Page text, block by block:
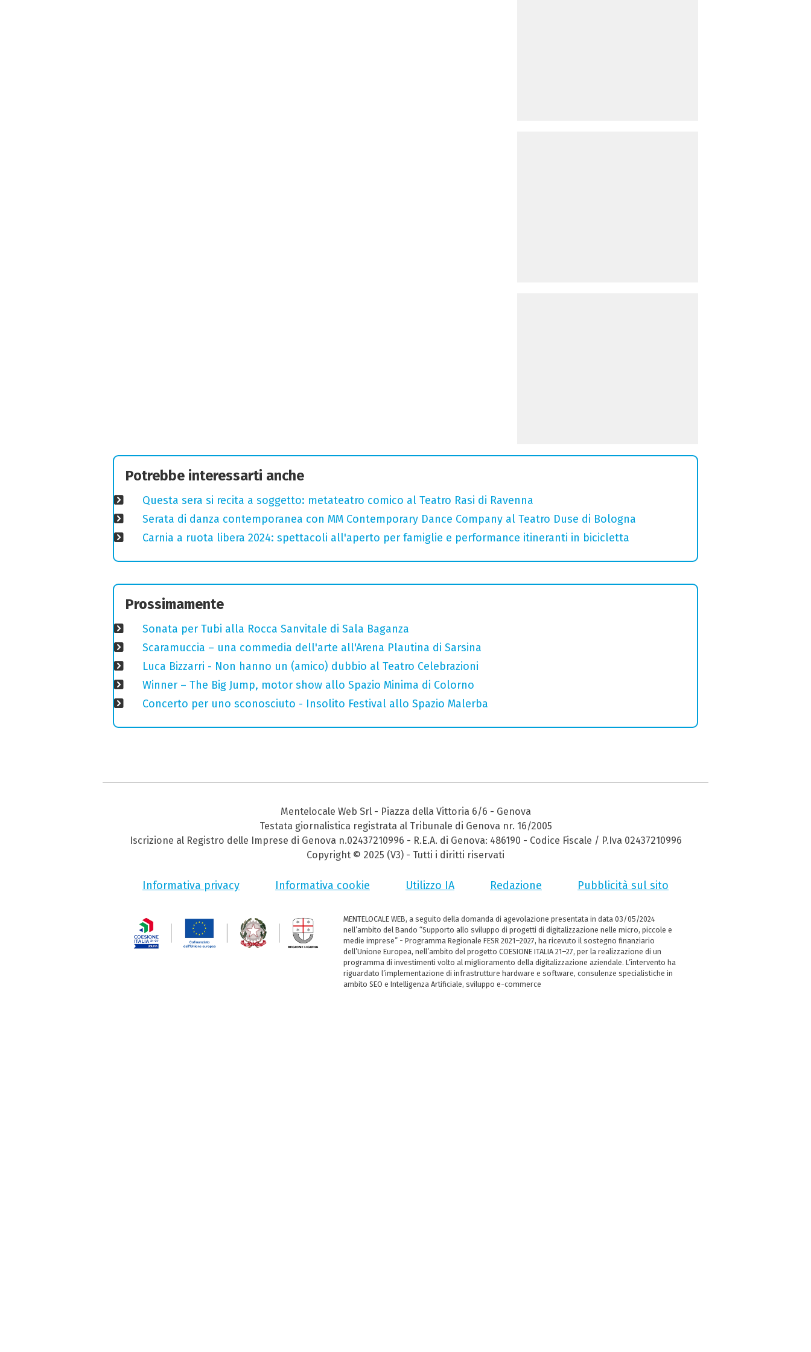
Potrebbe interessarti anche
Questa sera si recita a soggetto: metateatro comico al Teatro Rasi di Ravenna
Serata di danza contemporanea con MM Contemporary Dance Company al Teatro Duse di Bologna
Carnia a ruota libera 2024: spettacoli all'aperto per famiglie e performance itineranti in bicicletta
Prossimamente
Sonata per Tubi alla Rocca Sanvitale di Sala Baganza
Scaramuccia – una commedia dell'arte all'Arena Plautina di Sarsina
Luca Bizzarri - Non hanno un (amico) dubbio al Teatro Celebrazioni
Winner – The Big Jump, motor show allo Spazio Minima di Colorno
Concerto per uno sconosciuto - Insolito Festival allo Spazio Malerba
Mentelocale Web Srl - Piazza della Vittoria 6/6 - Genova
Testata giornalistica registrata al Tribunale di Genova nr. 16/2005
Iscrizione al Registro delle Imprese di Genova n.02437210996 - R.E.A. di Genova: 486190 - Codice Fiscale / P.Iva 02437210996
Copyright © 2025 (V3) - Tutti i diritti riservati
Informativa privacy Informativa cookie Utilizzo IA Redazione Pubblicità sul sito
MENTELOCALE WEB, a seguito della domanda di agevolazione presentata in data 03/05/2024
nell’ambito del Bando “Supporto allo sviluppo di progetti di digitalizzazione nelle micro, piccole e
medie imprese” - Programma Regionale FESR 2021–2027, ha ricevuto il sostegno finanziario
dell’Unione Europea, nell’ambito del progetto COESIONE ITALIA 21–27, per la realizzazione di un
programma di investimenti volto al miglioramento della digitalizzazione aziendale. L’intervento ha
riguardato l’implementazione di infrastrutture hardware e software, consulenze specialistiche in
ambito SEO e Intelligenza Artificiale, sviluppo e-commerce